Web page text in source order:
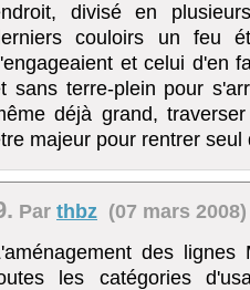
divisé en
couloirs un feu
et celui d'en
sans terre-plein pour
déjà grand,
majeur pour rentrer seul
Par thbz (07 mars
des
les catégories